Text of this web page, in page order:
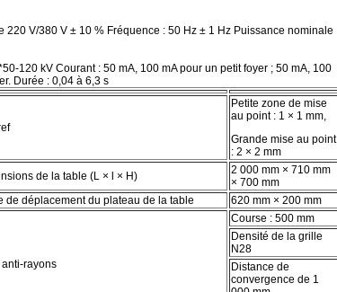
220 V/380 V ± 10 % Fréquence : 50 Hz ± 1 Hz Puissance nominale
120 kV Courant : 50 mA, 100 mA pour un petit foyer ; 50 mA, 100
Durée : 0,04 à 6,3 s
Petite zone de mise
au point : 1 × 1 mm,
Grande mise au point
: 2 × 2 mm
de la table (L × l × H)
2 000 mm × 710 mm
× 700 mm
de déplacement du plateau de la table
620 mm × 200 mm
anti-rayons
Course : 500 mm
Densité de la grille
N28
Distance de
convergence de 1